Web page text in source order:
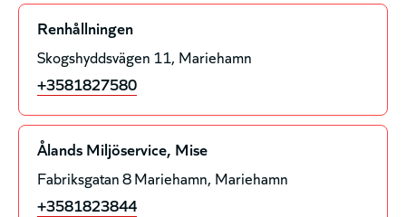
Renhållningen
Skogshyddsvägen 11 Mariehamn
+3581827580
Ålands Miljöservice, Mise
Fabriksgatan 8 Mariehamn Mariehamn
+3581823844